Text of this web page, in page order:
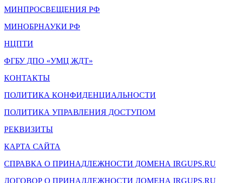
МИНПРОСВЕЩЕНИЯ РФ
МИНОБРНАУКИ РФ
НЦПТИ
ФГБУ ДПО «УМЦ ЖДТ»
КОНТАКТЫ
ПОЛИТИКА КОНФИДЕНЦИАЛЬНОСТИ
ПОЛИТИКА УПРАВЛЕНИЯ ДОСТУПОМ
РЕКВИЗИТЫ
КАРТА САЙТА
СПРАВКА О ПРИНАДЛЕЖНОСТИ ДОМЕНА IRGUPS.RU
ДОГОВОР О ПРИНАДЛЕЖНОСТИ ДОМЕНА IRGUPS.RU